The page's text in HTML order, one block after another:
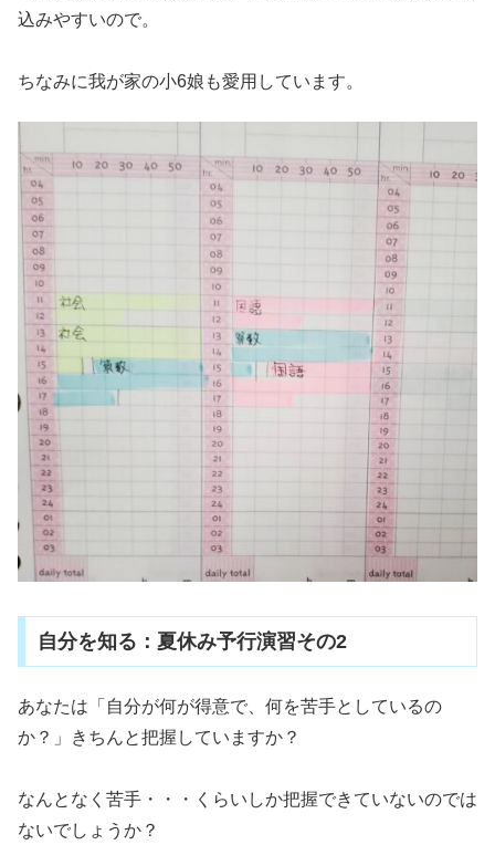
込みやすいので。
ちなみに我が家の小6娘も愛用しています。
自分を知る：夏休み予行演習その2
あなたは「自分が何が得意で、何を苦手としているの
か？」きちんと把握していますか？
なんとなく苦手・・・くらいしか把握できていないのでは
ないでしょうか？